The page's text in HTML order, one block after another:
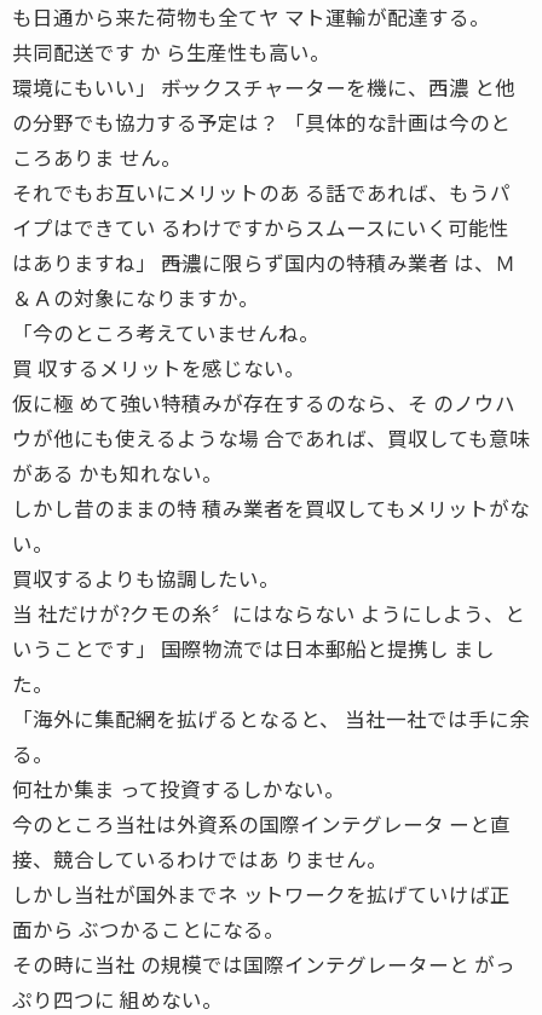
も日通から来た荷物も全てヤ マト運輸が配達する。
共同配送です か ら生産性も高い。
環境にもいい」 ――ボックスチャーターを機に、西濃 と他
の分野でも協力する予定は？ 「具体的な計画は今のと
ころありま せん。
それでもお互いにメリットのあ る話であれば、もうパ
イプはできてい るわけですからスムースにいく可能性
はありますね」 ――西濃に限らず国内の特積み業者 は、Ｍ
＆Ａの対象になりますか。
「今のところ考えていませんね。
買 収するメリットを感じない。
仮に極 めて強い特積みが存在するのなら、そ のノウハ
ウが他にも使えるような場 合であれば、買収しても意味
がある かも知れない。
しかし昔のままの特 積み業者を買収してもメリットがな
い。
買収するよりも協調したい。
当 社だけが?クモの糸〞にはならない ようにしよう、と
いうことです」 ――国際物流では日本郵船と提携し まし
た。
「海外に集配網を拡げるとなると、 当社一社では手に余
る。
何社か集ま って投資するしかない。
今のところ当社は外資系の国際インテグレータ ーと直
接、競合しているわけではあ りません。
しかし当社が国外までネ ットワークを拡げていけば正
面から ぶつかることになる。
その時に当社 の規模では国際インテグレーターと がっ
ぷり四つに 組めない。